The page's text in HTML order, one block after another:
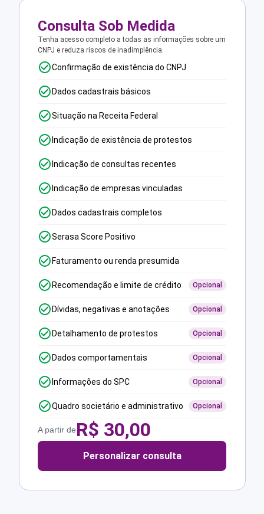
Consulta Sob Medida
Tenha acesso completo a todas as informações sobre um
CNPJ e reduza riscos de inadimplência.
Confirmação de existência do CNPJ
Dados cadastrais básicos
Situação na Receita Federal
Indicação de existência de protestos
Indicação de consultas recentes
Indicação de empresas vinculadas
Dados cadastrais completos
Serasa Score Positivo
Faturamento ou renda presumida
Recomendação e limite de crédito Opcional
Dívidas, negativas e anotações Opcional
Detalhamento de protestos Opcional
Dados comportamentais Opcional
Informações do SPC Opcional
Quadro societário e administrativo Opcional
A partir deR$ 30,00
Personalizar consulta